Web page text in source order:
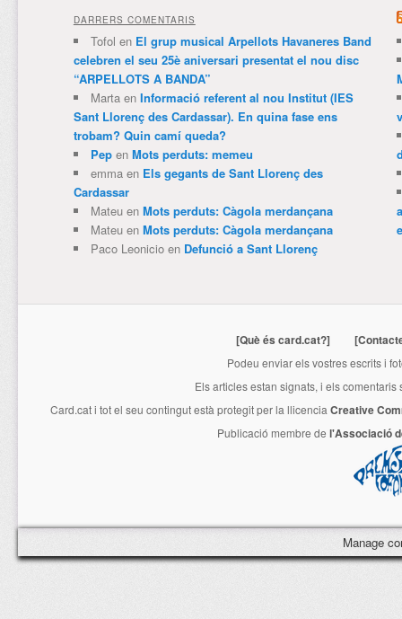
DARRERS COMENTARIS
Tofol en El grup musical Arpellots Havaneres Band
celebren el seu 25è aniversari presentat el nou disc
“ARPELLOTS A BANDA”
Martaen Informació referent al nou Institut (IES
Sant Llorenç des Cardassar). En quina fase ens
trobam? Quin camí queda?
Pepen Mots perduts: memeu
emmaen Els gegants de Sant Llorenç des
Cardassar
Mateuen Mots perduts: Càgola merdançana
Mateuen Mots perduts: Càgola merdançana
Paco Leonicioen Defunció a Sant Llorenç
[Què és card.cat?]
Podeu enviar els vostres escrits i
Els articles estan signats, i els
Card.cati tot el seu contingut està protegit per la llicencia Creative
Publicació membre de l'Associació
Manage